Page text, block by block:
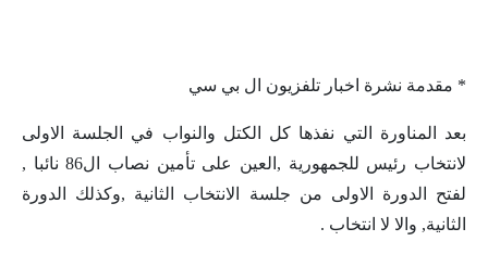
* مقدمة نشرة اخبار تلفزيون ال بي سي
بعد المناورة التي نفذها كل الكتل والنواب في الجلسة الاولى
لانتخاب رئيس للجمهورية ,العين على تأمين نصاب ال86 نائبا ,
لفتح الدورة الاولى من جلسة الانتخاب الثانية ,وكذلك الدورة
الثانية, والا لا انتخاب .